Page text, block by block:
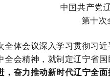
中国共产党
第十次
全体会议深入学习贯彻习
会精神，就制定辽宁省
，奋力推动新时代辽宁全